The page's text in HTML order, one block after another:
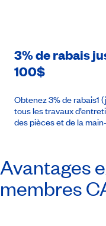
3% de rabais
100$
Obtenez 3% de rabais1
tous les travaux
des pièces et de la
Avantages
membres